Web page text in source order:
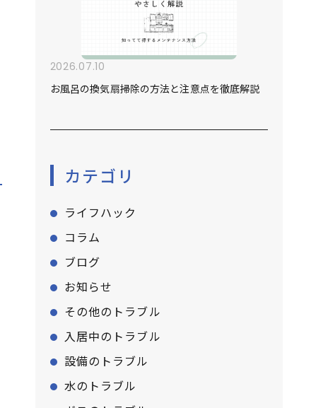
2026.07.10
お風呂の換気扇掃除の方法と注意点を徹底解説
カテゴリ
ライフハック
コラム
ブログ
お知らせ
その他のトラブル
入居中のトラブル
設備のトラブル
水のトラブル